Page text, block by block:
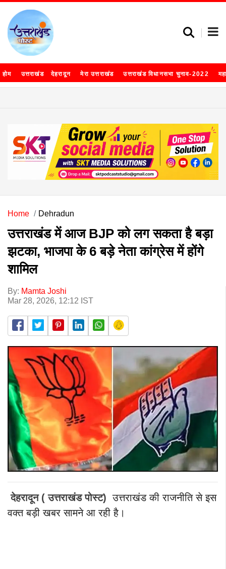
होम उत्तराखंड देहरादून मेरा उत्तराखंड उत्तराखंड विधानसभा चुनाव-2022
Home Dehradun
उत्तराखंड में आज BJP को लग सकता है बड़ा
झटका, भाजपा के 6 बड़े नेता कांग्रेस में होंगे
शामिल
By: Mamta Joshi
Mar 28, 2026, 12:12 IST
देहरादून ( उत्तराखंड पोस्ट) उत्तराखंड की राजनीति से इस
वक्त बड़ी खबर सामने आ रही है।